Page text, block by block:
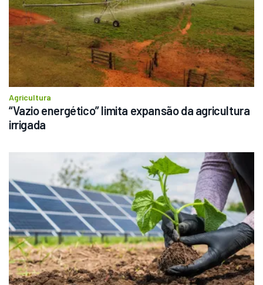
Agricultura
“Vazio energético” limita expansão da agricultura
irrigada